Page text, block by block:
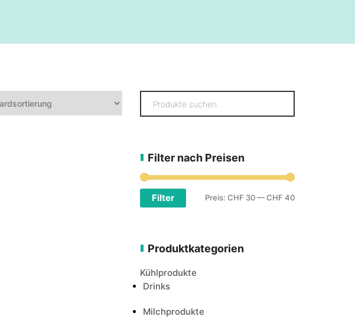
Filter nach Preisen
Filter Preis: CHF 30—CHF 40
Produktkategorien
Kühlprodukte
Drinks
Milchprodukte